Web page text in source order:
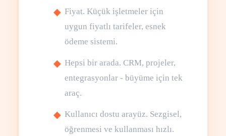
Fiyat. Küçük işletmeler için
uygun fiyatlı tarifeler, esnek
ödeme sistemi.
Hepsi bir arada. CRM, projeler,
entegrasyonlar - büyüme için tek
araç.
Kullanıcı dostu arayüz. Sezgisel,
öğrenmesi ve kullanması hızlı.